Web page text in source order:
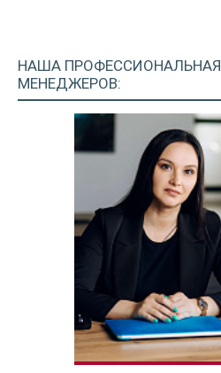
НАША ПРОФЕССИОНАЛЬНАЯ
МЕНЕДЖЕРОВ: